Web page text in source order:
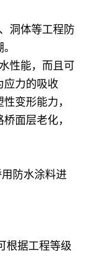
洞体等工程防
性能，而且可
应力的吸收
变形能力，
面层老化，
防水涂料进
根据工程等级